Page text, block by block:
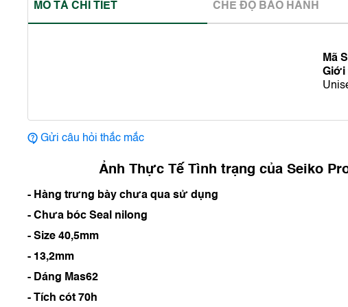
MÔ TẢ CHI TIẾT CHẾ ĐỘ BẢO HÀNH
Mã
Giới
Gửi câu hỏi thắc mắc
Ảnh Thực Tế Tình trạng của Seiko
- Hàng trưng bày chưa qua sử dụng
- Chưa bóc Seal nilong
- Size 40,5mm
- 13,2mm
- Dáng Mas62
- Tích cót 70h